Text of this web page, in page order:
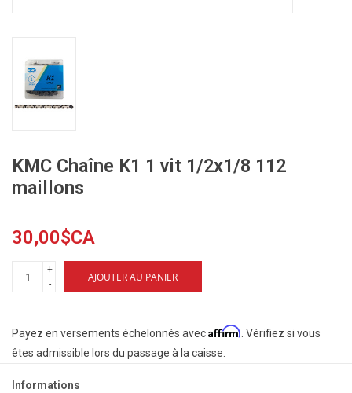
KMC Chaîne K1 1 vit 1/2x1/8 112
maillons
30,00$CA
+
-
AJOUTER AU PANIER
Payez en versements échelonnés avecAffirm. Vérifiez si vous
êtes admissible lors du passage à la caisse.
Informations